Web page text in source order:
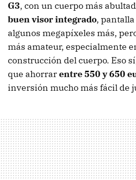
G3, con un cuerpo más
buen visor integrado,
algunos megapíxeles más,
más amateur, especialmente
construcción del cuerpo. Eso
que ahorrarentre 550 y 650
inversión mucho más fácil de